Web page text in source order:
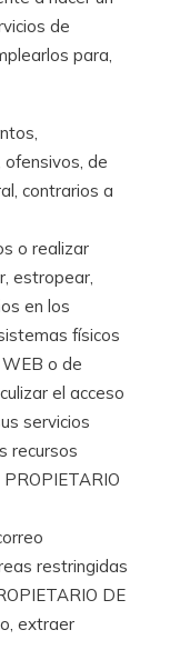
de
para,
de
contrarios a
o realizar
estropear,
en los
físicos
o de
el acceso
servicios
recursos
restringidas
DE
extraer